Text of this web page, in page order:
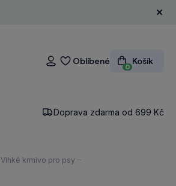
Přihlášení
Oblíbené
0
Košík
Doprava zdarma od 699 Kč
Vlhké krmivo pro psy